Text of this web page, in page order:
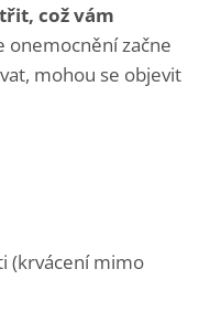
což vám
onemocnění začne
mohou se objevit
(krvácení mimo